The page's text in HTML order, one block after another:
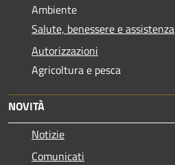
Ambiente
Salute, benessere e assistenza
Autorizzazioni
Agricoltura e pesca
NOVITÀ
Notizie
Comunicati